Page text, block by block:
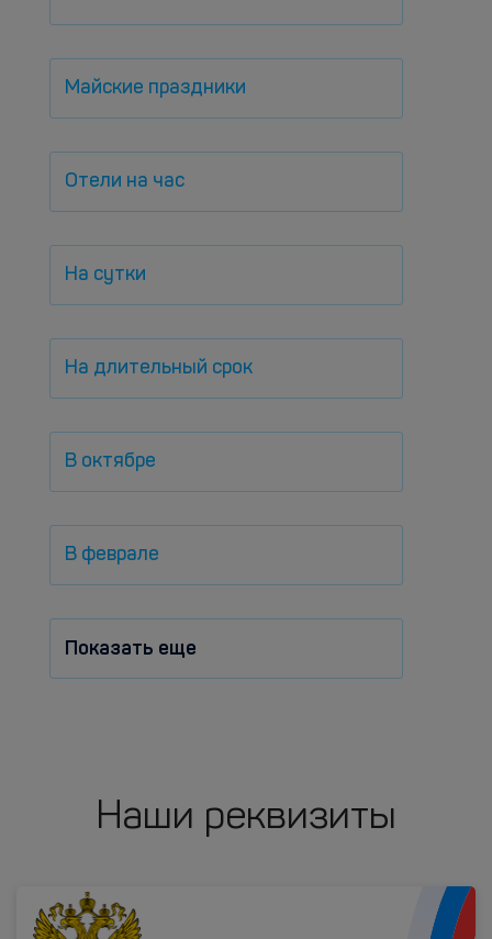
Майские праздники
Отели на час
На сутки
На длительный срок
В октябре
В феврале
Показать еще
Наши реквизиты